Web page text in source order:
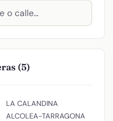
(5)
LA CALANDINA
ALCOLEA-TARRAGONA